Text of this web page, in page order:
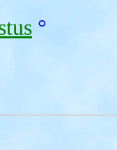
°